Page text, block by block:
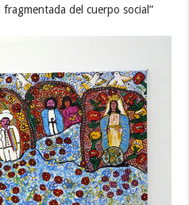
del cuerpo social”